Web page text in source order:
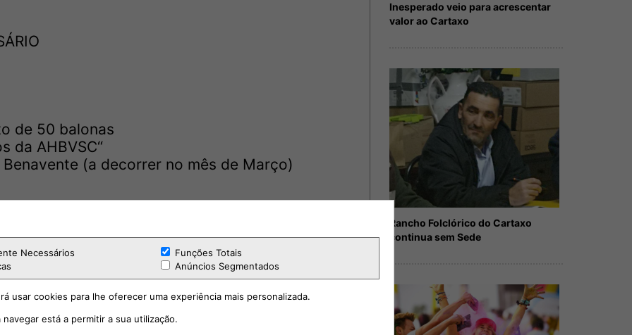
de 50 balonas
da AHBVSC“
(a decorrer no mês de Março)
da Região de Lisboa e Vale do Tejo
BOMBEIROS“ no Palácio do Infantado
Inesperado veio para acrescentar
valor ao Cartaxo
Rancho Folclórico do Cartaxo
continua sem Sede
Necessários
Funções Totais
Anúncios Segmentados
usar cookies para lhe oferecer uma experiência mais personalizada.
está a permitir a sua utilização.